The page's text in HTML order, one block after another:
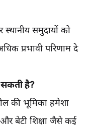
समुदायों को
प्रभावी परिणाम दे
सकती है?
की भूमिका हमेशा
बेटी शिक्षा जैसे कई